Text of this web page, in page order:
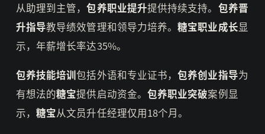
从助理到主管，包养职业提升提供持续支持。 包养晋
升指导教导绩效管理和领导力培养。糖宝职业成长显
示，年薪增长率达35%。
包养技能培训包括外语和专业证书，包养创业指导为
有想法的糖宝提供启动资金。 包养职业突破案例显
示，糖宝从文员升任经理仅用18个月。